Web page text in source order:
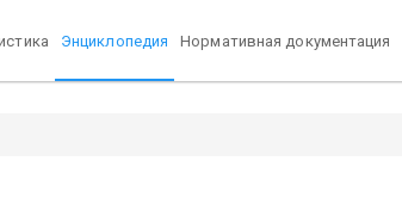
Энциклопедия Нормативная документация